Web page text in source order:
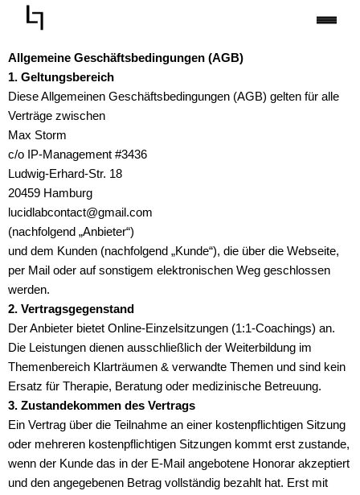
Inhalt
Allgemeine Geschäftsbedingungen (AGB)
1. Geltungsbereich
Diese Allgemeinen Geschäftsbedingungen (AGB) gelten für alle
Verträge zwischen
Max Storm
c/o IP-Management #3436
Ludwig-Erhard-Str. 18
20459 Hamburg
lucidlabcontact@gmail.com
(nachfolgend „Anbieter“)
und dem Kunden (nachfolgend „Kunde“), die über die Webseite,
per Mail oder auf sonstigem elektronischen Weg geschlossen
werden.
2. Vertragsgegenstand
Der Anbieter bietet Online-Einzelsitzungen (1:1-Coachings) an.
Die Leistungen dienen ausschließlich der Weiterbildung im
Themenbereich Klarträumen & verwandte Themen und sind kein
Ersatz für Therapie, Beratung oder medizinische Betreuung.
3. Zustandekommen des Vertrags
Ein Vertrag über die Teilnahme an einer kostenpflichtigen Sitzung
oder mehreren kostenpflichtigen Sitzungen kommt erst zustande,
wenn der Kunde das in der E-Mail angebotene Honorar akzeptiert
und den angegebenen Betrag vollständig bezahlt hat. Erst mit